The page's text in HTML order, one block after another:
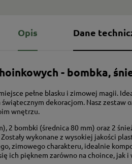
Opis Dane
- bombka,
pełne blasku i zimowej magii.
dekoracjom. Nasz
wnętrzu.
2 bombki (średnica 80 mm) oraz 2
wykonane z wysokiej jakości
zimowego charakteru, idealnie
ich pięknem zarówno na choince, jak